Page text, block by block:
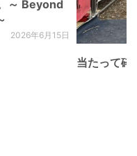
～ Beyond
2026年6月15日
当たって砕